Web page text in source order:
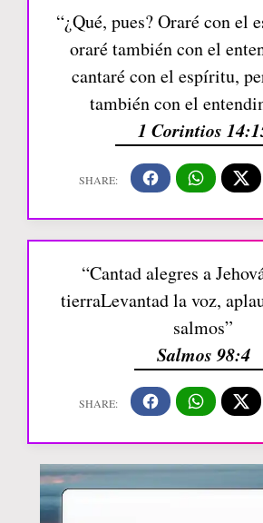
“¿Qué, pues? Oraré con el
oraré también con el
cantaré con el espíritu,
también con el
1 Corintios
“Cantad alegres a
tierraLevantad la voz,
salmos”
Salmos 98:4